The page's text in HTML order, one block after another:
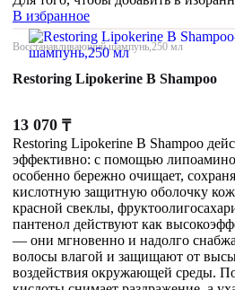
В избранное
Восстанавливающий шампунь,250 мл
Restoring Lipokerine B Shampoo
13 070 ₸
Restoring Lipokerine B Shampoo
эффективно: с помощью
особенно бережно очищает,
кислотную защитную оболочку
красной свеклы,
пантенол действуют как
— они мгновенно и надолго
волосы влагой и защищают от
воздействия окружающей среды.